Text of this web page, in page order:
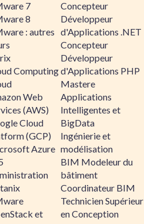
7
8
: autres
Computing
Web
(AWS)
Cloud
(GCP)
Azure
et
Concepteur
Développeur
d'Applications .NET
Concepteur
Développeur
d'Applications PHP
Mastere
Applications
Intelligentes et
BigData
Ingénierie et
modélisation
BIM Modeleur du
bâtiment
Coordinateur BIM
Technicien Supérieur
en Conception